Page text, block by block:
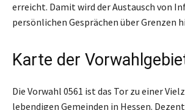
erreicht. Damit wird der Austausch von
persönlichen Gesprächen über Grenzen
Karte der
Die Vorwahl 0561 ist das Tor zu einer
lebendigen Gemeinden in Hessen.